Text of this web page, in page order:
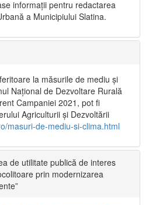
informații pentru redactarea
a Municipiului Slatina.
la măsurile de mediu și
Național de Dezvoltare Rurală
Campaniei 2021, pot fi
Agriculturii și Dezvoltării
masuri-de-mediu-si-clima.html
de utilitate publică de interes
prin modernizarea